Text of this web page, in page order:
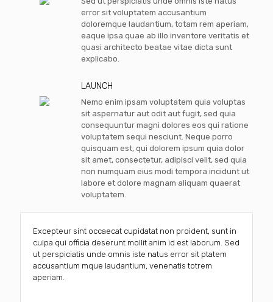
error sit voluptatem accusantium
doloremque laudantium, totam rem aperiam,
eaque ipsa quae ab illo inventore veritatis et
quasi architecto beatae vitae dicta sunt
explicabo.
LAUNCH
Nemo enim ipsam voluptatem quia voluptas
sit aspernatur aut odit aut fugit, sed quia
consequuntur magni dolores eos qui ratione
voluptatem sequi nesciunt. Neque porro
quisquam est, qui dolorem ipsum quia dolor
sit amet, consectetur, adipisci velit, sed quia
non numquam eius modi tempora incidunt ut
labore et dolore magnam aliquam quaerat
voluptatem.
Excepteur sint occaecat cupidatat non proident, sunt in
culpa qui officia deserunt mollit anim id est laborum. Sed
ut perspiciatis unde omnis iste natus error sit ptatem
accusantium mque laudantium, venenatis totrem
aperiam.